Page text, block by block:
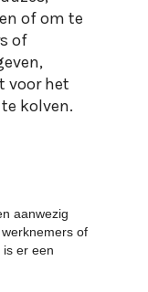
of om te
of
voor het
aanwezig
of
er een